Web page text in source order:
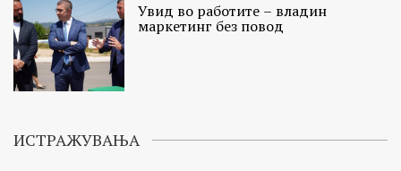
Увид во работите – владин
маркетинг без повод
ИСТРАЖУВАЊА